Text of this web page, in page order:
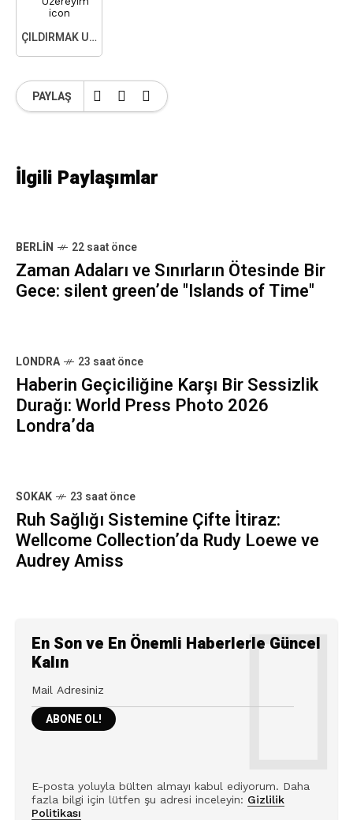
ÇILDIRMAK ÜZEREYIM
PAYLAŞ
İlgili Paylaşımlar
BERLIN 22 saat önce
Zaman Adaları ve Sınırların Ötesinde Bir
Gece: silent green’de "Islands of Time"
LONDRA 23 saat önce
Haberin Geçiciliğine Karşı Bir Sessizlik
Durağı: World Press Photo 2026
Londra’da
SOKAK 23 saat önce
Ruh Sağlığı Sistemine Çifte İtiraz:
Wellcome Collection’da Rudy Loewe ve
Audrey Amiss
En Son ve En Önemli Haberlerle Güncel
Kalın
E-posta yoluyla bülten almayı kabul ediyorum. Daha
fazla bilgi için lütfen şu adresi inceleyin: Gizlilik
Politikası